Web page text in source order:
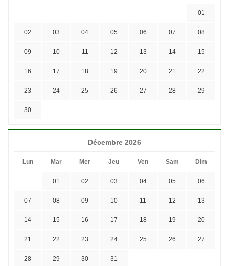
01
02 03 04 05 06 07 08
09 10 11 12 13 14 15
16 17 18 19 20 21 22
23 24 25 26 27 28 29
30
Décembre 2026
Lun Mar Mer Jeu Ven Sam Dim
01 02 03 04 05 06
07 08 09 10 11 12 13
14 15 16 17 18 19 20
21 22 23 24 25 26 27
28 29 30 31